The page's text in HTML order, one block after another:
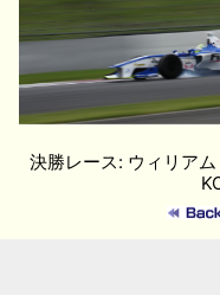
決勝レース: ウィリア